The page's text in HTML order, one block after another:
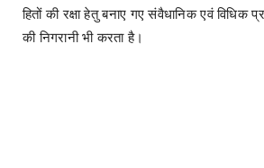
हितों की रक्षा हेतु बनाए गए संवैधानिक एवं विधिक
की निगरानी भी करता है।